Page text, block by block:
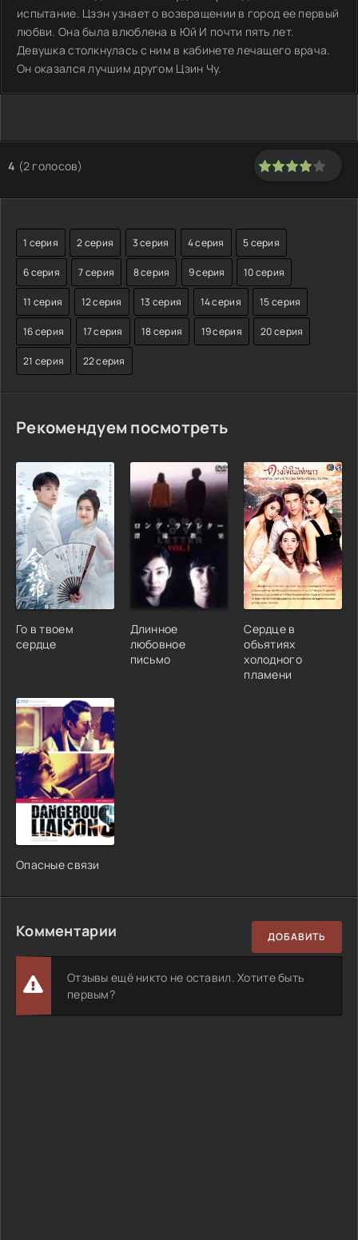
испытание. Цзэн узнает о возвращении в город ее первый
любви. Она была влюблена в Юй И почти пять лет.
Девушка столкнулась с ним в кабинете лечащего врача.
Он оказался лучшим другом Цзин Чу.
4 (2 голосов)
1 серия 2 серия 3 серия 4 серия 5 серия
6 серия 7 серия 8 серия 9 серия 10 серия
11 серия 12 серия 13 серия 14 серия 15 серия
16 серия 17 серия 18 серия 19 серия 20 серия
21 серия 22 серия
Рекомендуем посмотреть
Го в твоем
сердце
Длинное
любовное
письмо
Сердце в
объятиях
холодного
пламени
Опасные связи
Комментарии ДОБАВИТЬ
Отзывы ещё никто не оставил. Хотите быть
первым?